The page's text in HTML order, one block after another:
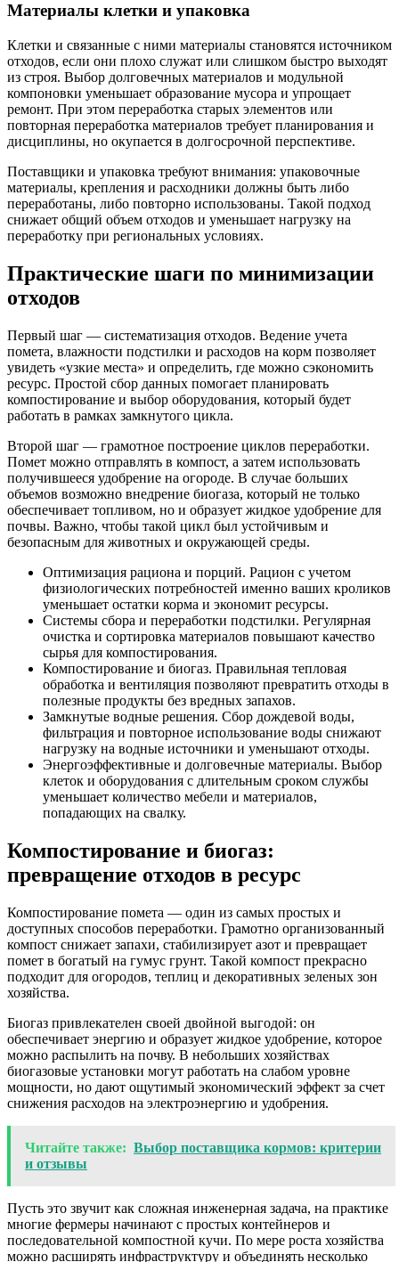
Материалы клетки и упаковка
Клетки и связанные с ними материалы становятся источником
отходов, если они плохо служат или слишком быстро выходят
из строя. Выбор долговечных материалов и модульной
компоновки уменьшает образование мусора и упрощает
ремонт. При этом переработка старых элементов или
повторная переработка материалов требует планирования и
дисциплины, но окупается в долгосрочной перспективе.
Поставщики и упаковка требуют внимания: упаковочные
материалы, крепления и расходники должны быть либо
переработаны, либо повторно использованы. Такой подход
снижает общий объем отходов и уменьшает нагрузку на
переработку при региональных условиях.
Практические шаги по минимизации
отходов
Первый шаг — систематизация отходов. Ведение учета
помета, влажности подстилки и расходов на корм позволяет
увидеть «узкие места» и определить, где можно сэкономить
ресурс. Простой сбор данных помогает планировать
компостирование и выбор оборудования, который будет
работать в рамках замкнутого цикла.
Второй шаг — грамотное построение циклов переработки.
Помет можно отправлять в компост, а затем использовать
получившееся удобрение на огороде. В случае больших
объемов возможно внедрение биогаза, который не только
обеспечивает топливом, но и образует жидкое удобрение для
почвы. Важно, чтобы такой цикл был устойчивым и
безопасным для животных и окружающей среды.
Оптимизация рациона и порций. Рацион с учетом
физиологических потребностей именно ваших кроликов
уменьшает остатки корма и экономит ресурсы.
Системы сбора и переработки подстилки. Регулярная
очистка и сортировка материалов повышают качество
сырья для компостирования.
Компостирование и биогаз. Правильная тепловая
обработка и вентиляция позволяют превратить отходы в
полезные продукты без вредных запахов.
Замкнутые водные решения. Сбор дождевой воды,
фильтрация и повторное использование воды снижают
нагрузку на водные источники и уменьшают отходы.
Энергоэффективные и долговечные материалы. Выбор
клеток и оборудования с длительным сроком службы
уменьшает количество мебели и материалов,
попадающих на свалку.
Компостирование и биогаз:
превращение отходов в ресурс
Компостирование помета — один из самых простых и
доступных способов переработки. Грамотно организованный
компост снижает запахи, стабилизирует азот и превращает
помет в богатый на гумус грунт. Такой компост прекрасно
подходит для огородов, теплиц и декоративных зеленых зон
хозяйства.
Биогаз привлекателен своей двойной выгодой: он
обеспечивает энергию и образует жидкое удобрение, которое
можно распылить на почву. В небольших хозяйствах
биогазовые установки могут работать на слабом уровне
мощности, но дают ощутимый экономический эффект за счет
снижения расходов на электроэнергию и удобрения.
Читайте также: Выбор поставщика кормов: критерии
и отзывы
Пусть это звучит как сложная инженерная задача, на практике
многие фермеры начинают с простых контейнеров и
последовательной компостной кучи. По мере роста хозяйства
можно расширять инфраструктуру и объединять несколько